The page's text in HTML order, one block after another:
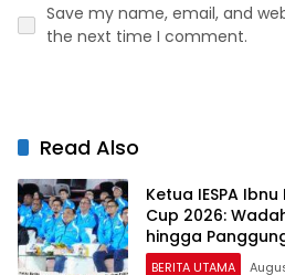
Save my name, email, and
the next time I comment.
Read Also
Ketua IESPA
Cup 2026:
hingga
BERITA UTAMA